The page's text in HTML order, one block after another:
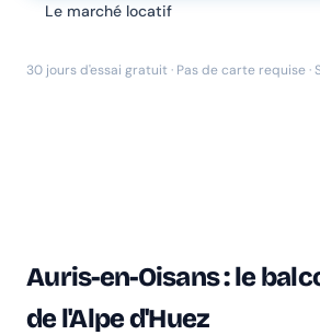
Le marché locatif
30 jours d'essai gratuit · Pas de carte requise
Auris-en-Oisans : le
de l'Alpe d'Huez